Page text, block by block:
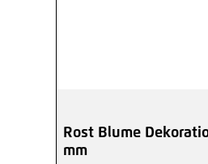
Rost Blume
mm